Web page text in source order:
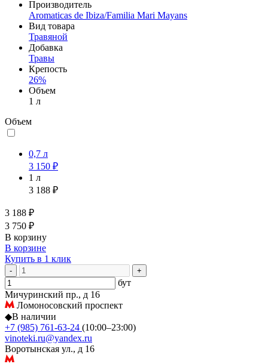
Производитель
Aromaticas de Ibiza/Familia Mari Mayans
Вид товара
Травяной
Добавка
Травы
Крепость
26%
Объем
1 л
Объем
0,7 л
3 150 ₽
1 л
3 188 ₽
3 188 ₽
3 750 ₽
В корзину
В корзине
Купить в 1 клик
- +
бут
Мичуринский пр., д 16
Ломоносовский проспект
◆В наличии
+7 (985) 761-63-24 (10:00–23:00)
vinoteki.ru@yandex.ru
Воротынская ул., д 16